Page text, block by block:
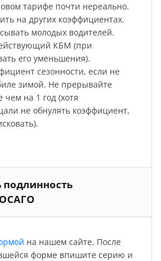
тарифе почти нереально.
на других коэффициентах.
молодых водителей.
КБМ (при
его уменьшения).
сезонности, если не
зимой. Не прерывайте
чем на 1 год (хотя
не обнулять коэффициент,
подлинность
на нашем сайте. После
форме впишите серию и